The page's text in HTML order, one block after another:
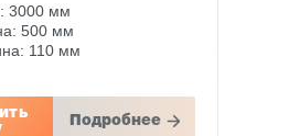
3000 мм
500 мм
110 мм
Подробнее